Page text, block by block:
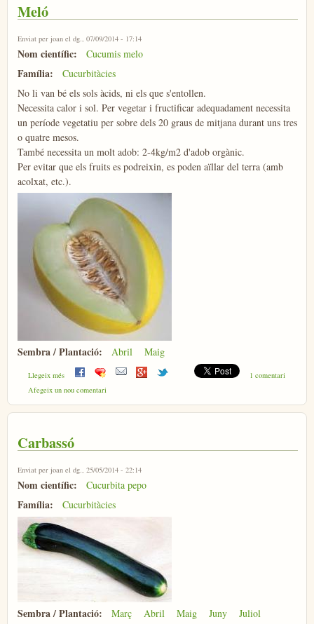
Meló
Enviat per joan el dg., 07/09/2014 - 17:14
Nom científic: Cucumis melo
Família:
Cucurbitàcies
No li van bé els sols àcids, ni els que s'entollen.
Necessita calor i sol. Per vegetar i fructificar adequadament necessita
un període vegetatiu per sobre dels 20 graus de mitjana durant uns tres
o quatre mesos.
També necessita un molt adob: 2-4kg/m2 d'adob orgànic.
Per evitar que els fruits es podreixin, es poden aïllar del terra (amb
acolxat, etc.).
Sembra / Plantació: Abril Maig
Llegeix més
sobre Meló
1 comentari
Afegeix un nou comentari
Carbassó
Enviat per joan el dg., 25/05/2014 - 22:14
Nom científic: Cucurbita pepo
Família: Cucurbitàcies
Sembra / Plantació: Març Abril Maig Juny Juliol